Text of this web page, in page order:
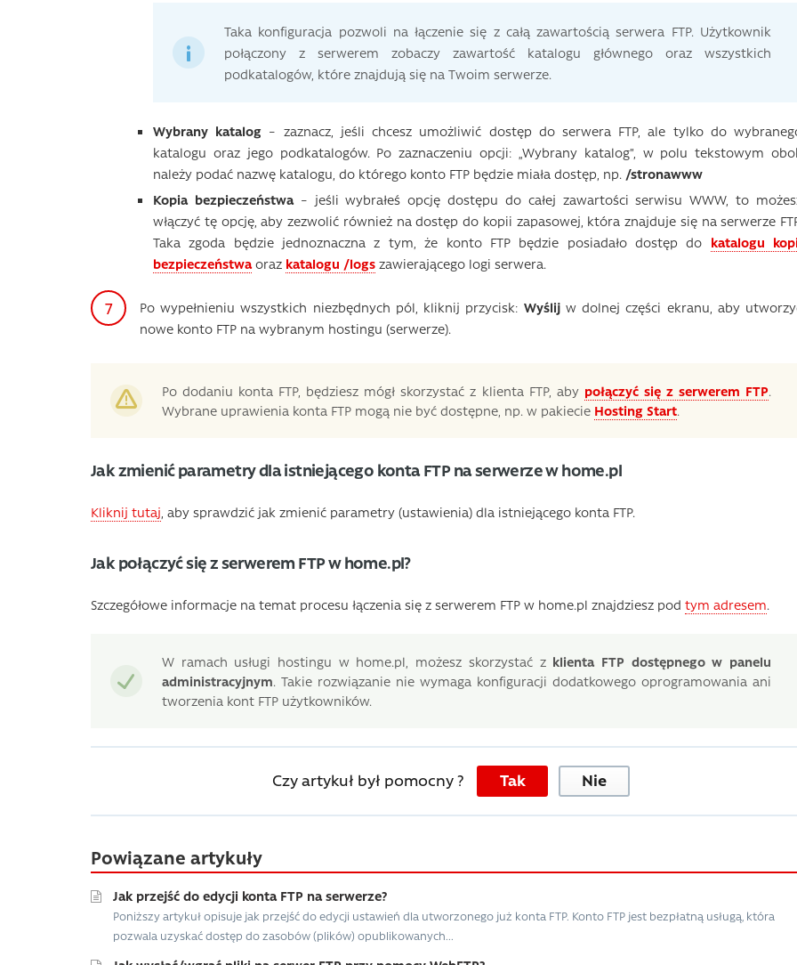
Taka konfiguracja pozwoli na łączenie się z całą zawartością serwera FTP. Użytkownik
połączony z serwerem zobaczy zawartość katalogu głównego oraz wszystkich
podkatalogów, które znajdują się na Twoim serwerze.
Wybrany katalog – zaznacz, jeśli chcesz umożliwić dostęp do serwera FTP, ale tylko do
katalogu oraz jego podkatalogów. Po zaznaczeniu opcji: „Wybrany katalog”, w polu tekstowym
należy podać nazwę katalogu, do którego konto FTP będzie miała dostęp, np. /stronawww
Kopia bezpieczeństwa– jeśli wybrałeś opcję dostępu do całej zawartości serwisu WWW, to
włączyć tę opcję, aby zezwolić również na dostęp do kopii zapasowej, która znajduje się na serwerze
Taka zgoda będzie jednoznaczna z tym, że konto FTP będzie posiadało dostęp do katalogu
bezpieczeństwaoraz katalogu /logs zawierającego logi serwera.
Po wypełnieniu wszystkich niezbędnych pól, kliknij przycisk: Wyślijw dolnej części ekranu, aby
nowe konto FTP na wybranym hostingu (serwerze).
Po dodaniu konta FTP, będziesz mógł skorzystać z klienta FTP, aby połączyć się z serwerem FTP.
Wybrane uprawienia konta FTP mogą nie być dostępne, np. w pakiecie Hosting Start.
Jak zmienić parametry dla istniejącego konta FTP na serwerze w home.pl
Kliknij tutaj , aby sprawdzić jak zmienić parametry (ustawienia) dla istniejącego konta FTP.
Jak połączyć się z serwerem FTP w home.pl?
Szczegółowe informacje na temat procesu łączenia się z serwerem FTP w home.pl znajdziesz pod tym adresem.
W ramach usługi hostingu w home.pl, możesz skorzystać z klienta FTP dostępnego w panelu
administracyjnym. Takie rozwiązanie nie wymaga konfiguracji dodatkowego oprogramowania ani
tworzenia kont FTP użytkowników.
Czy artykuł był pomocny ? Tak Nie
Powiązane artykuły
Jak przejść do edycji konta FTP na serwerze?
Poniższy artykuł opisuje jak przejść do edycji ustawień dla utworzonego już konta FTP. Konto FTP jest bezpłatną usługą, która
pozwala uzyskać dostęp do zasobów (plików) opublikowanych...